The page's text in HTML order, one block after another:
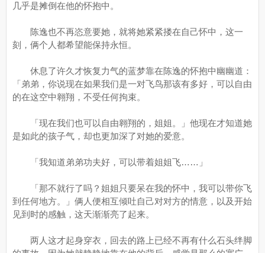
几乎是摊倒在他的怀抱中。
陈逸也不再恣意要她，就将她紧紧搂在自己怀中，这一
刻，俩个人都希望能保持永恒。
休息了许久才恢复力气的蓝梦靠在陈逸的怀抱中幽幽道：
「弟弟，你说现在如果我们是一对飞鸟那该有多好，可以自由
的在这空中翱翔，不受任何拘束。
「现在我们也可以自由翱翔的，姐姐。」他现在才知道她
是如此的孩子气，却也更加深了对她的爱意。
「我知道弟弟功夫好，可以带着姐姐飞……」
「那不就行了吗？姐姐只要呆在我的怀中，我可以带你飞
到任何地方。」俩人便相互倾吐自己对对方的情意，以及开始
见到时的感触，这天渐渐亮了起来。
两人这才起身穿衣，回去的路上已经不再有什么石头绊脚